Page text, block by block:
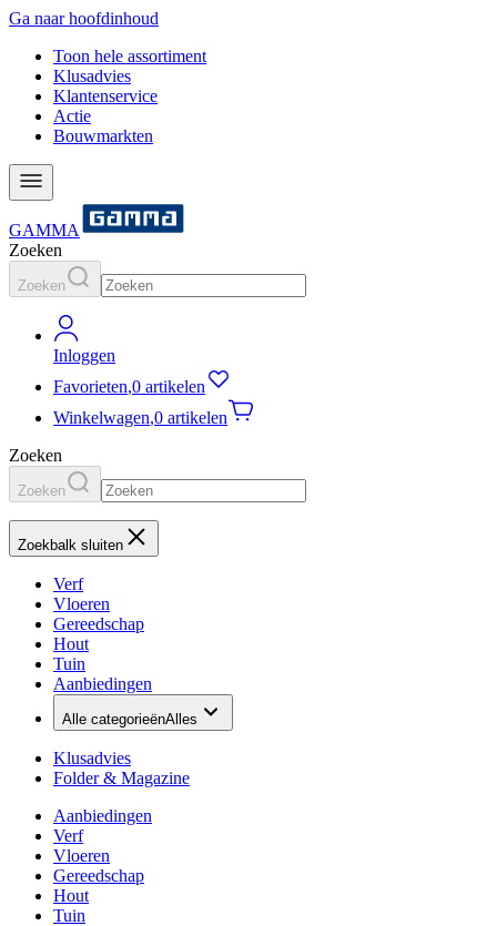
Ga naar hoofdinhoud
Toon hele assortiment
Klusadvies
Klantenservice
Actie
Bouwmarkten
GAMMA
Zoeken
Zoeken
Inloggen
Favorieten,0 artikelen
Winkelwagen,0 artikelen
Zoeken
Zoeken
Zoekbalk sluiten
Verf
Vloeren
Gereedschap
Hout
Tuin
Aanbiedingen
Alle categorieënAlles
Klusadvies
Folder & Magazine
Aanbiedingen
Verf
Vloeren
Gereedschap
Hout
Tuin